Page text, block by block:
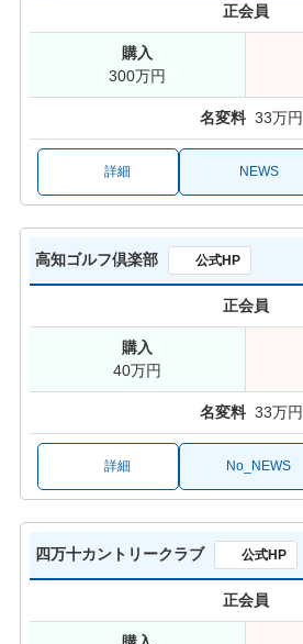
正会員
300万円
33万円
詳細 NEWS
高知ゴルフ倶楽部 公式HP
正会員
40万円
33万円
詳細 No_NEWS
四万十カントリークラブ 公式HP
正会員